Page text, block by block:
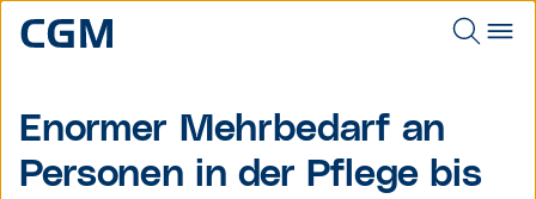
Enormer Mehr­bedarf an
Per­sonen in der Pflege bis